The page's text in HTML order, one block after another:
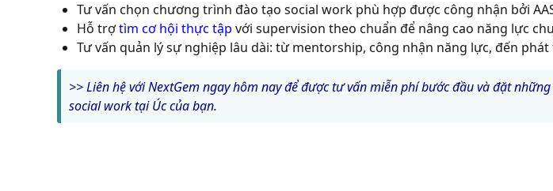
Tư vấn chọn chương trình đào tạo social work phù hợp được công nhận bởi
Hỗ trợtìm cơ hội thực tập với supervision theo chuẩn để nâng cao năng lực
Tư vấn quản lý sự nghiệp lâu dài: từ mentorship, công nhận năng lực, đến
>> Liên hệ với NextGem ngay hôm nay để được tư vấn miễn phí bước đầu và đặt
social work tại Úc của bạn.